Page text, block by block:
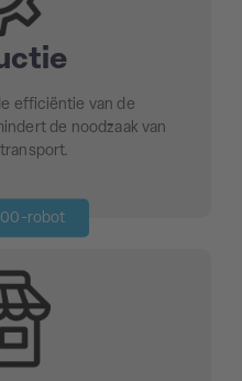
efficiëntie van de
de noodzaak van
robot